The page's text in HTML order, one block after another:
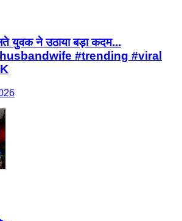
युवक ने उठाया बड़ा कदम...
#trending #viral